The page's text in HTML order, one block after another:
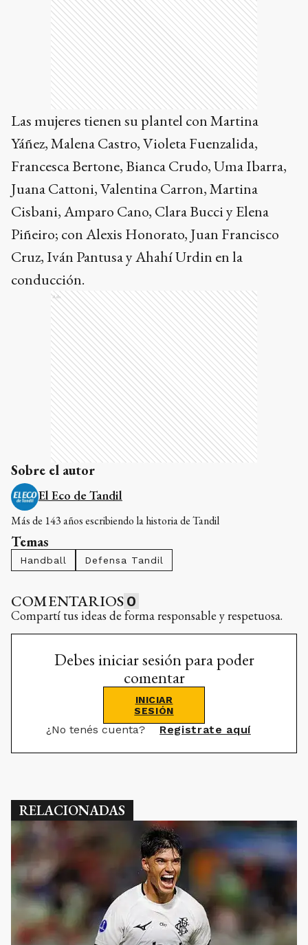
Las mujeres tienen su plantel con Martina
Yáñez, Malena Castro, Violeta Fuenzalida,
Francesca Bertone, Bianca Crudo, Uma Ibarra,
Juana Cattoni, Valentina Carron, Martina
Cisbani, Amparo Cano, Clara Bucci y Elena
Piñeiro; con Alexis Honorato, Juan Francisco
Cruz, Iván Pantusa y Ahahí Urdin en la
conducción.
Ads
Sobre el autor
El Eco de Tandil
Más de 143 años escribiendo la historia de Tandil
Temas
Handball Defensa Tandil
COMENTARIOS 0
Compartí tus ideas de forma responsable y respetuosa.
Debes iniciar sesión para poder
comentar
INICIAR
SESIÓN
¿No tenés cuenta? Registrate aquí
RELACIONADAS